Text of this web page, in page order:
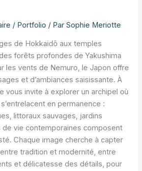
/ Portfolio / ParSophie Meriotte
de Hokkaidō aux temples
forêts profondes de Yakushima
les vents de Nemuro, le Japon offre
et d’ambiances saisissante. À
vous invite à explorer un archipel où
en permanence :
littoraux sauvages, jardins
de vie contemporaines composent
Chaque image cherche à capter
tradition et modernité, entre
et délicatesse des détails, pour